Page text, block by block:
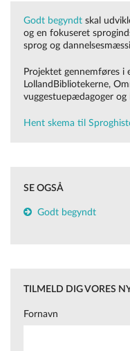
Godt begyndt skal
og en fokuseret
sprog og
Projektet gennemføres i
LollandBibliotekerne,
vuggestuepædagoger
Hent skema til
SE OGSÅ
Godt begyndt
TILMELD DIG VORES
Fornavn